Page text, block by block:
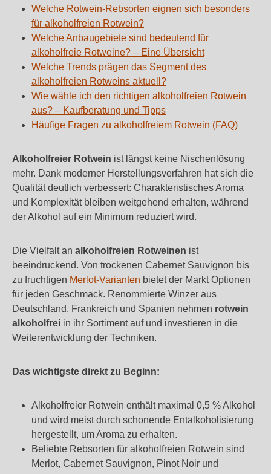
Welche Rotwein-Rebsorten eignen sich besonders
für alkoholfreien Rotwein?
Welche Anbaugebiete sind bedeutend für
alkoholfreie Rotweine? – Eine Übersicht
Welche Trends prägen das Segment des
alkoholfreien Rotweins aktuell?
Wie wähle ich den richtigen alkoholfreien Rotwein
aus? – Kaufberatung und Tipps
Häufige Fragen zu alkoholfreiem Rotwein (FAQ)
Alkoholfreier Rotwein ist längst keine Nischenlösung
mehr. Dank moderner Herstellungsverfahren hat sich die
Qualität deutlich verbessert: Charakteristisches Aroma
und Komplexität bleiben weitgehend erhalten, während
der Alkohol auf ein Minimum reduziert wird.
Die Vielfalt an alkoholfreien Rotweinen ist
beeindruckend. Von trockenen Cabernet Sauvignon bis
zu fruchtigen Merlot-Varianten bietet der Markt Optionen
für jeden Geschmack. Renommierte Winzer aus
Deutschland, Frankreich und Spanien nehmen rotwein
alkoholfrei in ihr Sortiment auf und investieren in die
Weiterentwicklung der Techniken.
Das wichtigste direkt zu Beginn:
Alkoholfreier Rotwein enthält maximal 0,5 % Alkohol
und wird meist durch schonende Entalkoholisierung
hergestellt, um Aroma zu erhalten.
Beliebte Rebsorten für alkoholfreien Rotwein sind
Merlot, Cabernet Sauvignon, Pinot Noir und